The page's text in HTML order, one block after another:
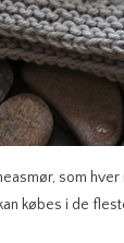
som
købes i de